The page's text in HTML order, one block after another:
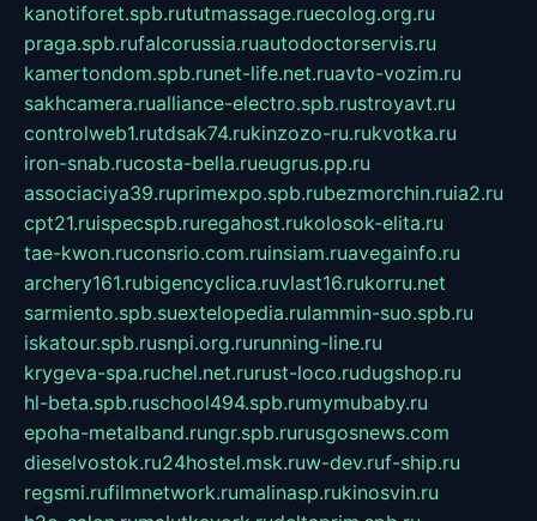
kanotiforet.spb.rututmassage.ruecolog.org.ru
praga.spb.rufalcorussia.ruautodoctorservis.ru
kamertondom.spb.runet-life.net.ruavto-vozim.ru
sakhcamera.rualliance-electro.spb.rustroyavt.ru
controlweb1.rutdsak74.rukinzozo-ru.rukvotka.ru
iron-snab.rucosta-bella.rueugrus.pp.ru
associaciya39.ruprimexpo.spb.rubezmorchin.ruia2.ru
cpt21.ruispecspb.ruregahost.rukolosok-elita.ru
tae-kwon.ruconsrio.com.ruinsiam.ruavegainfo.ru
archery161.rubigencyclica.ruvlast16.rukorru.net
sarmiento.spb.suextelopedia.rulammin-suo.spb.ru
iskatour.spb.rusnpi.org.rurunning-line.ru
krygeva-spa.ruchel.net.rurust-loco.rudugshop.ru
hl-beta.spb.ruschool494.spb.rumymubaby.ru
epoha-metalband.rungr.spb.rurusgosnews.com
dieselvostok.ru24hostel.msk.ruw-dev.ruf-ship.ru
regsmi.rufilmnetwork.rumalinasp.rukinosvin.ru